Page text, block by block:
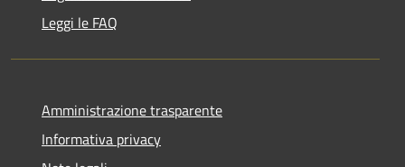
Leggi le FAQ
Amministrazione trasparente
Informativa privacy